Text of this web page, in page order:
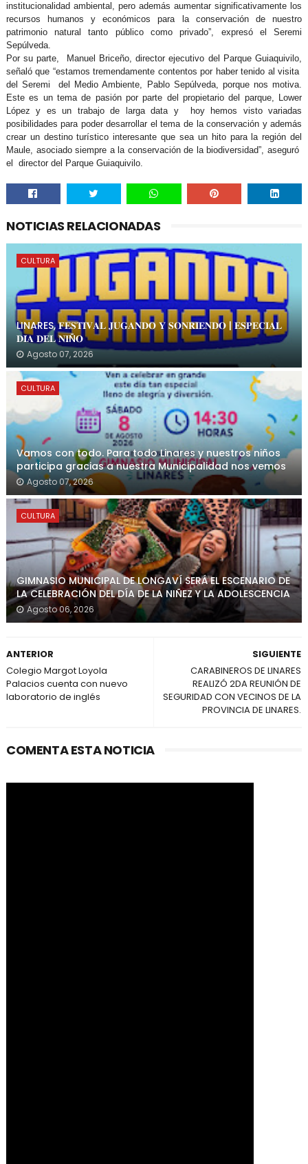
institucionalidad ambiental, pero además aumentar significativamente los
recursos humanos y económicos para la conservación de nuestro
patrimonio natural tanto público como privado”, expresó el Seremi
Sepúlveda.
Por su parte, Manuel Briceño, director ejecutivo del Parque Guiaquivilo,
señaló que “estamos tremendamente contentos por haber tenido al visita
del Seremi del Medio Ambiente, Pablo Sepúlveda, porque nos motiva.
Este es un tema de pasión por parte del propietario del parque, Lower
López y es un trabajo de larga data y hoy hemos visto variadas
posibilidades para poder desarrollar el tema de la conservación y además
crear un destino turístico interesante que sea un hito para la región del
Maule, asociado siempre a la conservación de la biodiversidad”, aseguró
el director del Parque Guiaquivilo.
NOTICIAS RELACIONADAS
CULTURA
LINARES, 𝐅𝐄𝐒𝐓𝐈𝐕𝐀𝐋 𝐉𝐔𝐆𝐀𝐍𝐃𝐎 𝐘 𝐒𝐎𝐍𝐑𝐈𝐄𝐍𝐃𝐎 | 𝐄𝐒𝐏𝐄𝐂𝐈𝐀𝐋
𝐃𝐈́𝐀 𝐃𝐄𝐋 𝐍𝐈Ñ𝐎
Agosto 07, 2026
CULTURA
Vamos con todo. Para todo Linares y nuestros niños
participa gracias a nuestra Municipalidad nos vemos
Agosto 07, 2026
CULTURA
GIMNASIO MUNICIPAL DE LONGAVÍ SERÁ EL ESCENARIO DE
LA CELEBRACIÓN DEL DÍA DE LA NIÑEZ Y LA ADOLESCENCIA
Agosto 06, 2026
SIGUIENTE
CARABINEROS DE LINARES
REALIZÓ 2DA REUNIÓN DE
SEGURIDAD CON VECINOS DE LA
PROVINCIA DE LINARES.
ANTERIOR
Colegio Margot Loyola
Palacios cuenta con nuevo
laboratorio de inglés
COMENTA ESTA NOTICIA